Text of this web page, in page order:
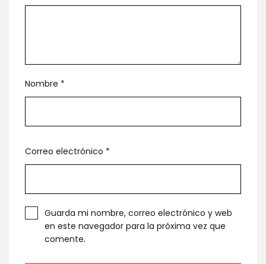
Nombre *
Correo electrónico *
Guarda mi nombre, correo electrónico y web
en este navegador para la próxima vez que
comente.